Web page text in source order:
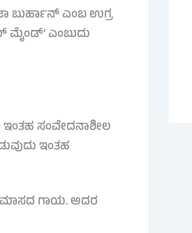
ಬುರ್ಹಾನ್ ಎಂಬ ಉಗ್ರ
ಎಂಬುದು
ಸಂವೇದನಾಶೀಲ
ಇಂತಹ
ಮಾಸದ ಗಾಯ. ಅದರ